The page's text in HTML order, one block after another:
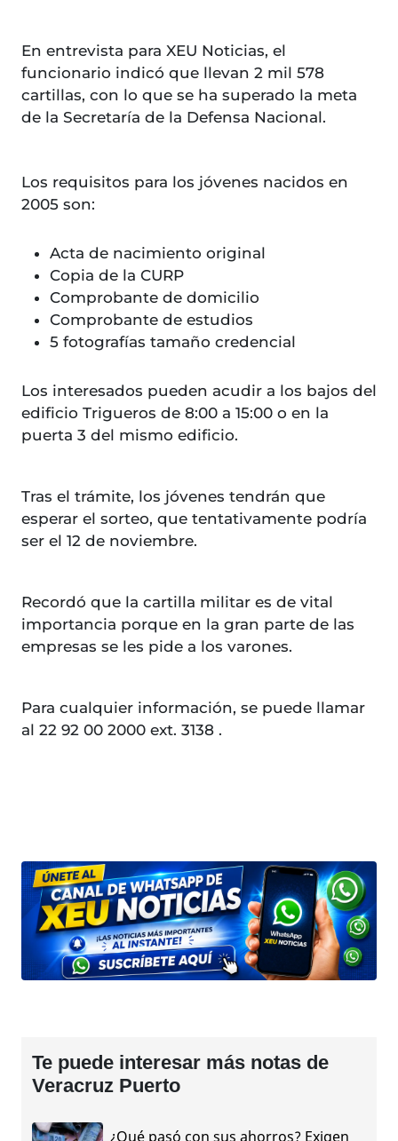
En entrevista para XEU Noticias, el
funcionario indicó que llevan 2 mil 578
cartillas, con lo que se ha superado la meta
de la Secretaría de la Defensa Nacional.
Los requisitos para los jóvenes nacidos en
2005 son:
Acta de nacimiento original
Copia de la CURP
Comprobante de domicilio
Comprobante de estudios
5 fotografías tamaño credencial
Los interesados pueden acudir a los bajos del
edificio Trigueros de 8:00 a 15:00 o en la
puerta 3 del mismo edificio.
Tras el trámite, los jóvenes tendrán que
esperar el sorteo, que tentativamente podría
ser el 12 de noviembre.
Recordó que la cartilla militar es de vital
importancia porque en la gran parte de las
empresas se les pide a los varones.
Para cualquier información, se puede llamar
al 22 92 00 2000 ext. 3138 .
Te puede interesar más notas de
Veracruz Puerto
¿Qué pasó con sus ahorros? Exigen